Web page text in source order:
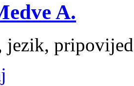
A.
jezik,